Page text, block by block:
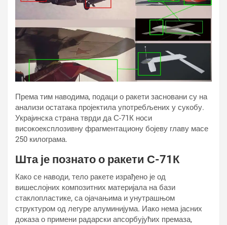
Према тим наводима, подаци о ракети засновани су на
анализи остатака пројектила употребљених у сукобу.
Украјинска страна тврди да С-71К носи
високоексплозивну фрагментациону бојеву главу масе
250 килограма.
Шта је познато о ракети С-71К
Како се наводи, тело ракете израђено је од
вишеслојних композитних материјала на бази
стаклопластике, са ојачањима и унутрашњом
структуром од легуре алуминијума. Иако нема јасних
доказа о примени радарски апсорбујућих премаза,